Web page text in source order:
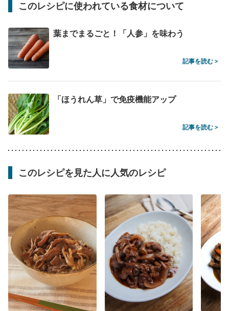
このレシピに使われている食材について
葉までまるごと！「人参」を味わう
記事を読む >
「ほうれん草」で免疫機能アップ
記事を読む >
このレシピを見た人に人気のレシピ